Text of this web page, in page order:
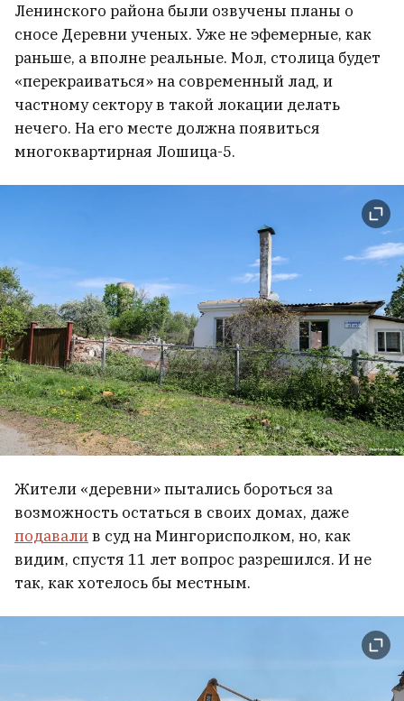
Ленинского района были озвучены планы о
сносе Деревни ученых. Уже не эфемерные, как
раньше, а вполне реальные. Мол, столица будет
«перекраиваться» на современный лад, и
частному сектору в такой локации делать
нечего. На его месте должна появиться
многоквартирная Лошица-5.
Жители «деревни» пытались бороться за
возможность остаться в своих домах, даже
подавалив суд на Мингорисполком, но, как
видим, спустя 11 лет вопрос разрешился. И не
так, как хотелось бы местным.
рассказал о том, как вернул
внутреннее равновесие
13
Трамп заявил, что Украина не
получит ракет Patriot
15